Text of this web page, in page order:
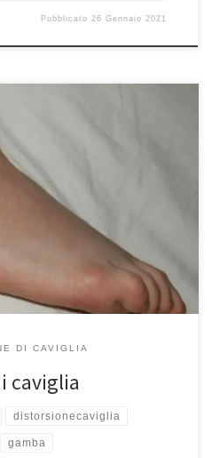
Pubblicato 26 Gennaio 2021
la distorsione di caviglia è la
sia nello sportivo di categoria
40% dei casi. Ogni giorno
da questo piccolo
distinguerle dalle banali storte
DI CAVIGLIA
caviglia
distorsionecaviglia
gamba